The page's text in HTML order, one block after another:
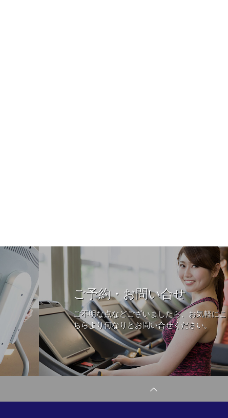
ご予約・お問い合せ
ご不明な点などございましたら、お気軽にこ
ちらより何なりとお問い合せください。